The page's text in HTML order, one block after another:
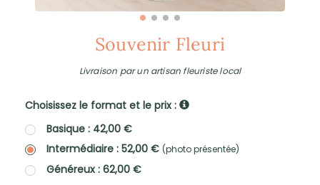
Souvenir Fleuri
Livraison par un artisan fleuriste local
Choisissez le format et le prix :
Basique : 42,00 €
Intermédiaire : 52,00 € (photo présentée)
Généreux : 62,00 €